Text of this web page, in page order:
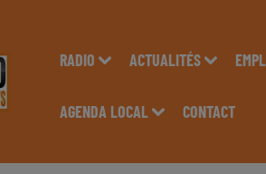
RADIO ACTUALITÉS
AGENDA LOCAL CONTACT